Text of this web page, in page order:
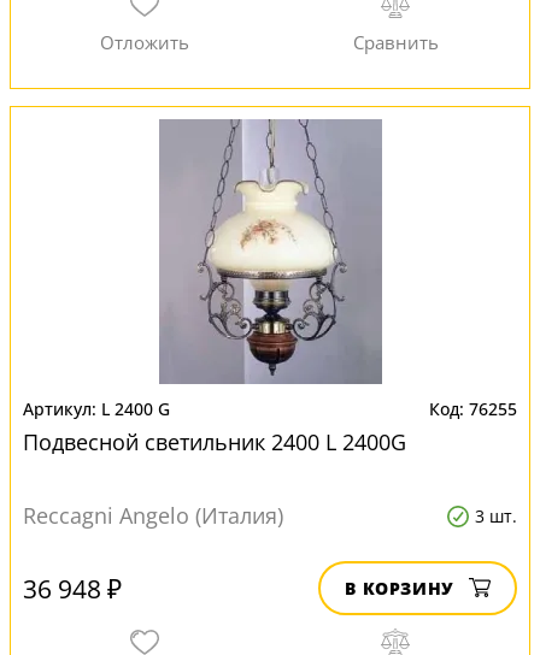
L 2400 G 76255
Подвесной светильник 2400 L 2400G
Reccagni Angelo (Италия) 3 шт.
36 948 ₽ В КОРЗИНУ